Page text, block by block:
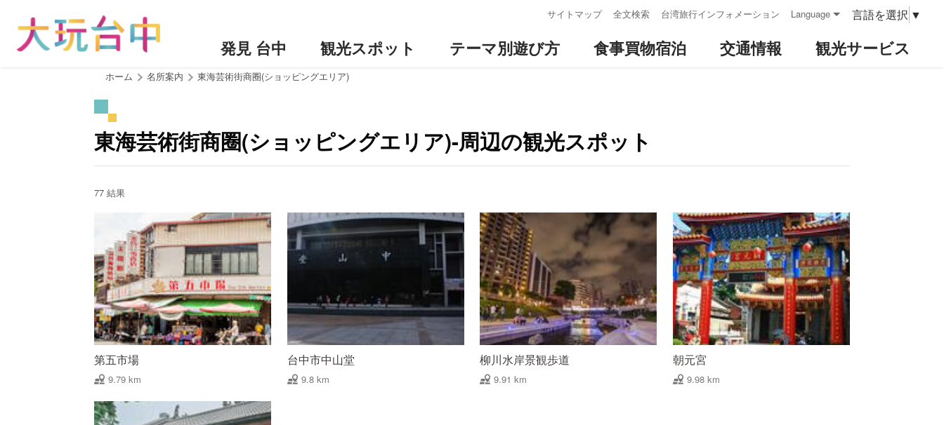
サイトマップ 全文検索 台湾旅行インフォメーション Language 言語を選択 ▼
発見 台中 観光スポット テーマ別遊び方 食事買物宿泊 交通情報 観光サービス
ホーム 名所案内 東海芸術街商圈(ショッピングエリア)
東海芸術街商圈(ショッピングエリア)-周辺の観光スポット
77 結果
第五市場
9.79 km
台中市中山堂
9.8 km
柳川水岸景観歩道
9.91 km
朝元宮
9.98 km